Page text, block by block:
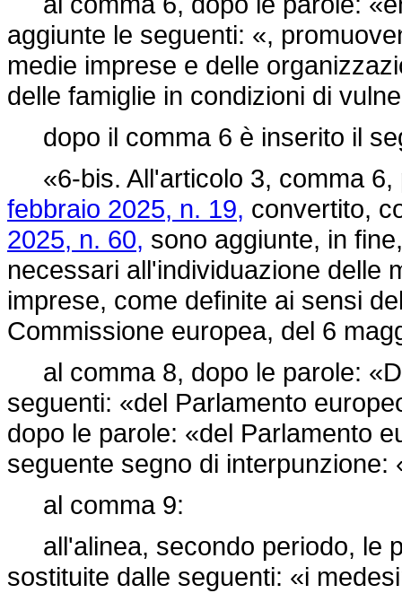
aggiunte le seguenti: «,
medie imprese e delle
delle famiglie in condizioni di
dopo il comma 6 è inserito il
«6-bis. All'articolo 3, comma 6,
febbraio 2025, n. 19, convertito,
2025, n. 60, sono aggiunte, in
necessari all'individuazione delle
imprese, come definite ai sensi
Commissione europea, del 6
al comma 8, dopo le parole:
seguenti: «del Parlamento
dopo le parole: «del Parlamento
seguente segno di interpunzione:
al comma 9:
all'alinea, secondo periodo, le
sostituite dalle seguenti: «i